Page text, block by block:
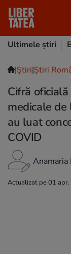
Ultimele știri
|Ştiri|Știri
Cifră
medicale
au luat
COVID
Anamaria
Actualizat pe 01